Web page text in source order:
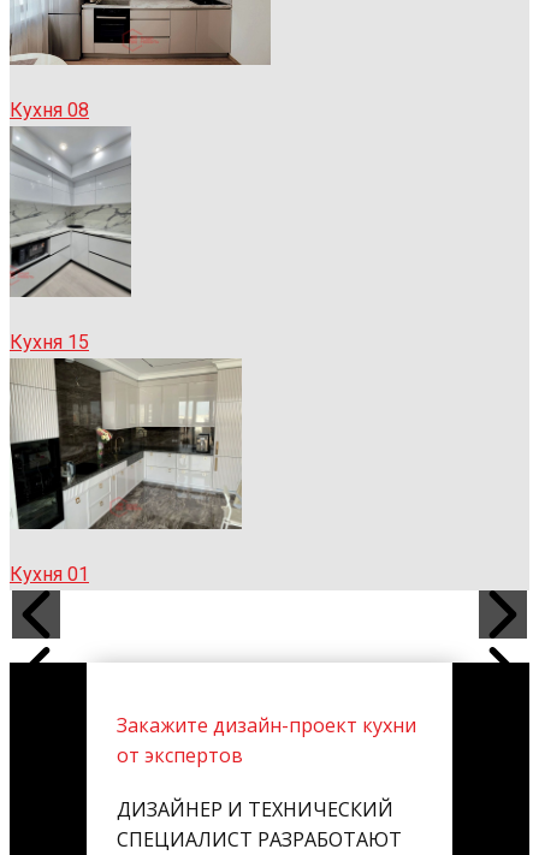
Кухня 08
Кухня 15
Кухня 01
Закажите дизайн-проект кухни
от экспертов
ДИЗАЙНЕР И ТЕХНИЧЕСКИЙ
СПЕЦИАЛИСТ РАЗРАБОТАЮТ